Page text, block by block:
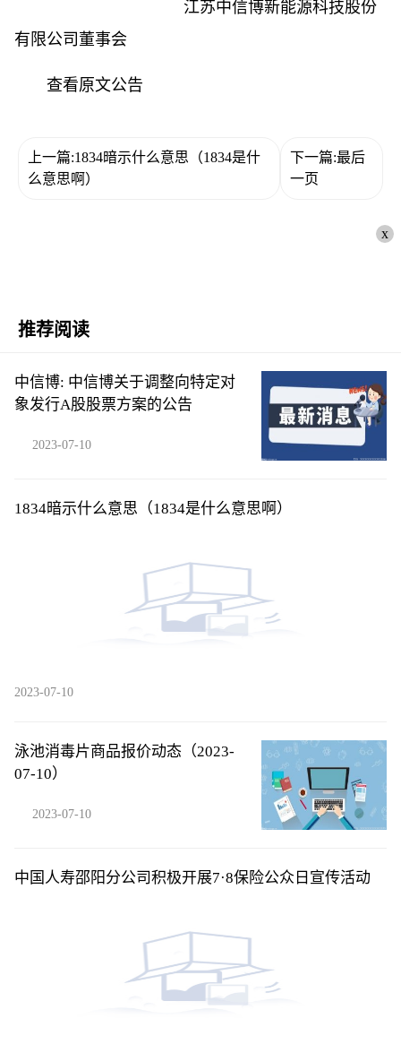
江苏中信博新能源科技股份
有限公司董事会
查看原文公告
上一篇:1834暗示什么意思（1834是什
么意思啊）
下一篇:最后
一页
x
推荐阅读
中信博: 中信博关于调整向特定对
象发行A股股票方案的公告
2023-07-10
1834暗示什么意思（1834是什么意思啊）
2023-07-10
泳池消毒片商品报价动态（2023-
07-10）
2023-07-10
中国人寿邵阳分公司积极开展7·8保险公众日宣传活动